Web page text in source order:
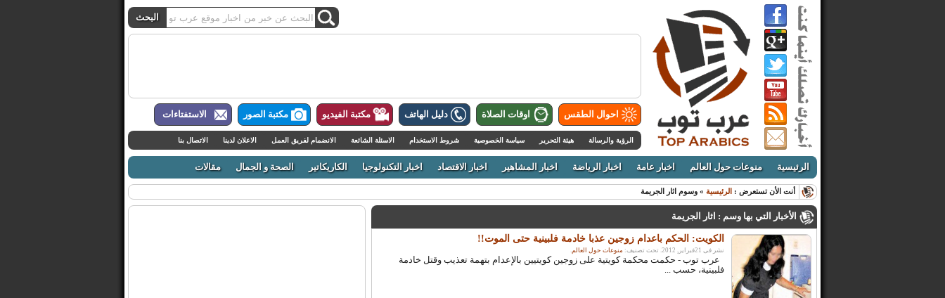
احوال الطقس اوقات الصلاة دليل الهاتف مكتبة الفيديو مكتبة الصور الاستفتاءات
الرؤية والرسالة هيئة التحرير سياسة الخصوصية شروط الاستخدام الاسئلة الشائعة الانضمام لفريق العمل الاعلان لدينا الاتصال بنا
الرئيسية منوعات حول العالم اخبار عامة اخبار الرياضة اخبار المشاهير اخبار الاقتصاد اخبار التكنولوجيا الكاريكاتير الصحة و الجمال مقالات
أنت الأن تستعرض : الرئيسية » وسوم اثار الجريمة
الأخبار التي بها وسم : اثار الجريمة
الكويت: الحكم باعدام زوجين عذبا خادمة فلبينية حتى الموت!!
نشر فى 21فبراير, 2012. تحت تصنيف: منوعات حول العالم.
عرب توب - حكمت محكمة كويتية على زوجين كويتيين بالإعدام بتهمة تعذيب وقتل خادمة
فلبينية، حسب ...